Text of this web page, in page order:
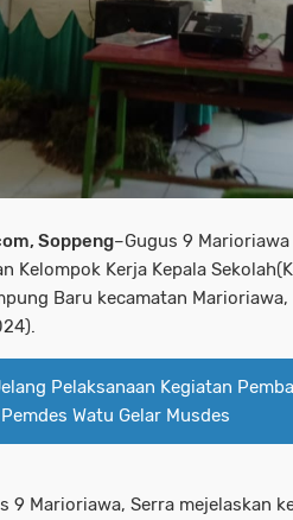
Soppeng–Gugus 9
Kelompok Kerja Kepala
Baru kecamatan
Pelaksanaan Kegiatan
Watu Gelar Musdes
9 Marioriawa, Serra mejelaskan